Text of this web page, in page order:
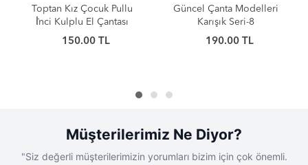
Güncel Çanta Modelleri
Karışık Seri-8
190.00 TL
Güncel Çanta Modelleri
Karışık Seri-7
170.00 TL